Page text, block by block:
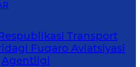
Transport
Fuqaro Aviatsiyasi
Agentligi